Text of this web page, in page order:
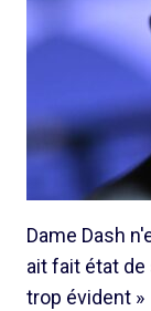
Dame Dash
ait fait état de
trop évident »